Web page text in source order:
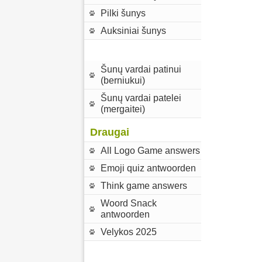
Pilki šunys
Auksiniai šunys
Šunų vardai patinui
(berniukui)
Šunų vardai patelei
(mergaitei)
Draugai
All Logo Game answers
Emoji quiz antwoorden
Think game answers
Woord Snack
antwoorden
Velykos 2025